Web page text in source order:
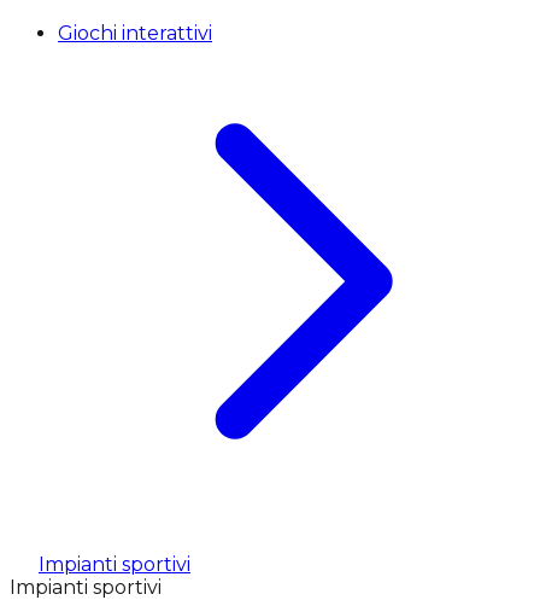
Giochi interattivi
Impianti sportivi
Impianti sportivi